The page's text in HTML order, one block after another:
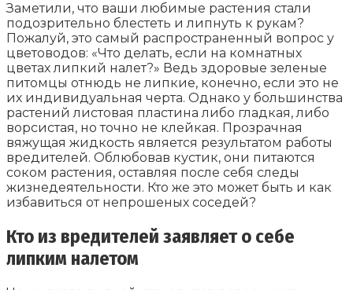
Заметили, что ваши любимые растения стали
подозрительно блестеть и липнуть к рукам?
Пожалуй, это самый распространенный вопрос у
цветоводов: «Что делать, если на комнатных
цветах липкий налет?» Ведь здоровые зеленые
питомцы отнюдь не липкие, конечно, если это не
их индивидуальная черта. Однако у большинства
растений листовая пластина либо гладкая, либо
ворсистая, но точно не клейкая. Прозрачная
вяжущая жидкость является результатом работы
вредителей. Облюбовав кустик, они питаются
соком растения, оставляя после себя следы
жизнедеятельности. Кто же это может быть и как
избавиться от непрошеных соседей?
Кто из вредителей заявляет о себе
липким налетом